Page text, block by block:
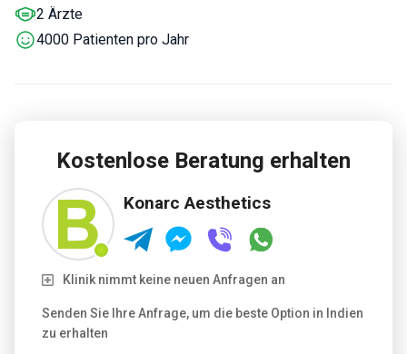
2 Ärzte
4000 Patienten pro Jahr
Kostenlose Beratung erhalten
Konarc Aesthetics
Klinik nimmt keine neuen Anfragen an
Senden Sie Ihre Anfrage, um die beste Option in Indien
zu erhalten